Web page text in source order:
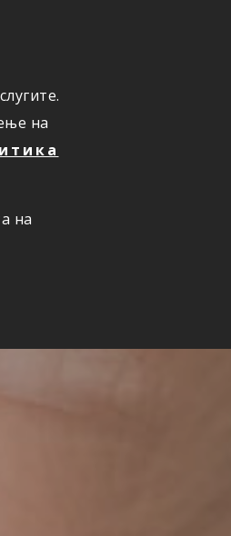
на
на
ПРИЈАВИ ШТЕТА